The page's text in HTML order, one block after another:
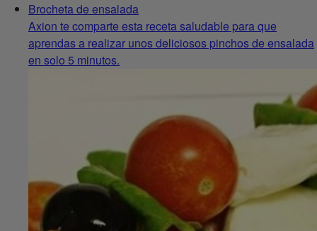
Brocheta de ensalada
Axion te comparte esta receta saludable para que
aprendas a realizar unos deliciosos pinchos de ensalada
en solo 5 minutos.